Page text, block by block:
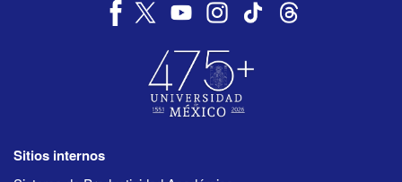
Sitios internos